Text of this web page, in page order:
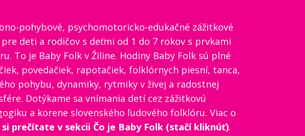
pohybové, psychomotoricko-edukačné zážitkové
deti a rodičov s deťmi od 1 do 7 rokov s prvkami
To je Baby Folk v Žiline. Hodiny Baby Folk sú plné
povedačiek, rapotačiek, folklórnych piesní, tanca,
pohybu, dynamiky, rytmiky v živej a radostnej
Dotýkame sa vnímania detí cez zážitkovú
a korene slovenského ľudového folklóru. Viac o
si prečítate v sekcii Čo je Baby Folk (stačí kliknúť).